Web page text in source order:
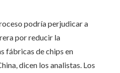
podría perjudicar a
por reducir la
fábricas de chips en
dicen los analistas. Los